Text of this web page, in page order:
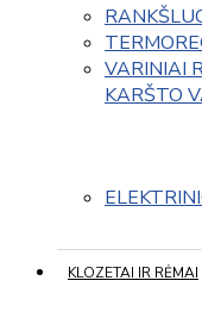
VARINIAI
KARŠTO
KLOZETAI IR RĖMAI